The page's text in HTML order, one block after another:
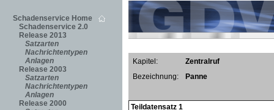
Schadenservice Home
Schadenservice 2.0
Release 2013
Satzarten
Nachrichtentypen
Anlagen
Release 2003
Satzarten
Nachrichtentypen
Anlagen
Release 2000
Kapitel:
Zentralruf
Bezeichnung:
Panne
Teildatensatz 1